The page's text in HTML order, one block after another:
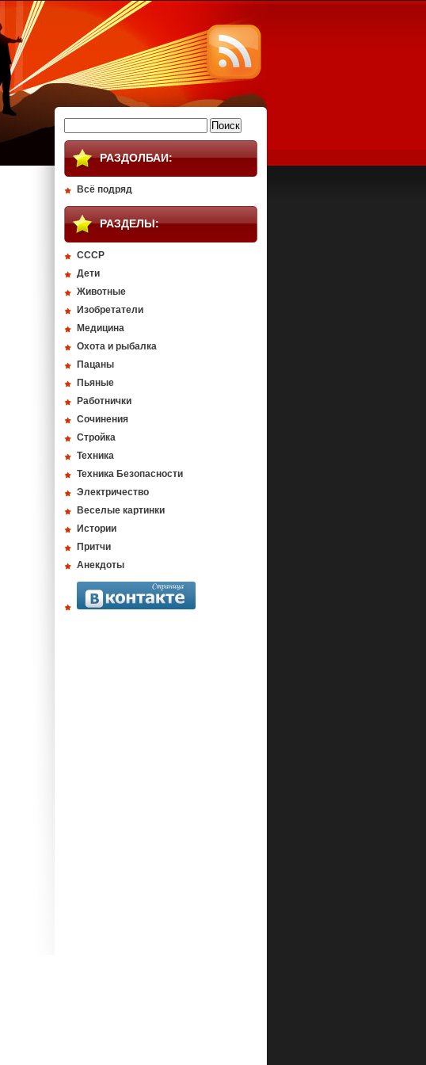
РАЗДОЛБАИ:
Всё подряд
РАЗДЕЛЫ:
СССР
Дети
Животные
Изобретатели
Медицина
Охота и рыбалка
Пацаны
Пьяные
Работнички
Сочинения
Стройка
Техника
Техника Безопасности
Электричество
Веселые картинки
Истории
Притчи
Анекдоты